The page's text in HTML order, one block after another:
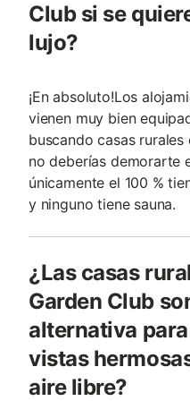
Club si se
lujo?
¡En absoluto!Los
vienen muy bien
buscando casas
no deberías demorarte
únicamente el 100 %
y ninguno tiene sauna.
¿Las casas
Garden Club
alternativa
vistas
aire libre?